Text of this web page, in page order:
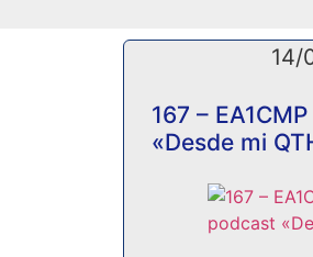
14/
167 –
«Desde mi